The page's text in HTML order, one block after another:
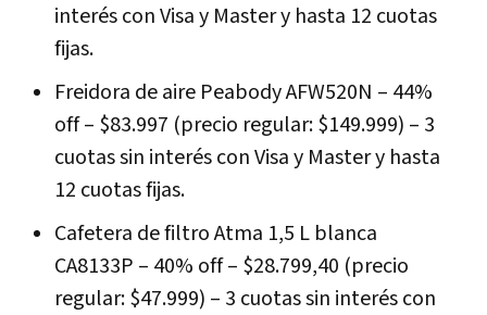
interés con Visa y Master y hasta 12 cuotas
fijas.
Freidora de aire Peabody AFW520N – 44%
off – $83.997 (precio regular: $149.999) – 3
cuotas sin interés con Visa y Master y hasta
12 cuotas fijas.
Cafetera de filtro Atma 1,5 L blanca
CA8133P – 40% off – $28.799,40 (precio
regular: $47.999) – 3 cuotas sin interés con